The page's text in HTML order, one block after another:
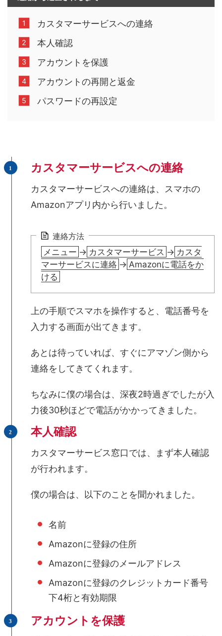
カスタマーサービスへの連絡
本人確認
アカウントを保護
アカウントの再開と返金
パスワードの再設定
カスタマーサービスへの連絡
カスタマーサービスへの連絡は、スマホの
Amazonアプリ内から行いました。
連絡方法
メニュー → カスタマーサービス → カスタ
マーサービスに連絡 → Amazonに電話をか
ける
上の手順でスマホを操作すると、電話番号を
入力する画面が出てきます。
あとは待っていれば、すぐにアマゾン側から
連絡をしてきてくれます。
ちなみに僕の場合は、深夜2時過ぎでしたが入
力後30秒ほどで電話がかかってきました。
本人確認
カスタマーサービス窓口では、まず本人確認
が行われます。
僕の場合は、以下のことを聞かれました。
名前
Amazonに登録の住所
Amazonに登録のメールアドレス
Amazonに登録のクレジットカード番号
下4桁と有効期限
アカウントを保護